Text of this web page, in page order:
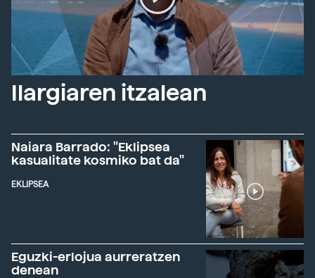
Ilargiaren itzalean
Naiara Barrado: "Eklipsea
kasualitate kosmiko bat da"
EKLIPSEA
Eguzki-erlojua aurreratzen
denean